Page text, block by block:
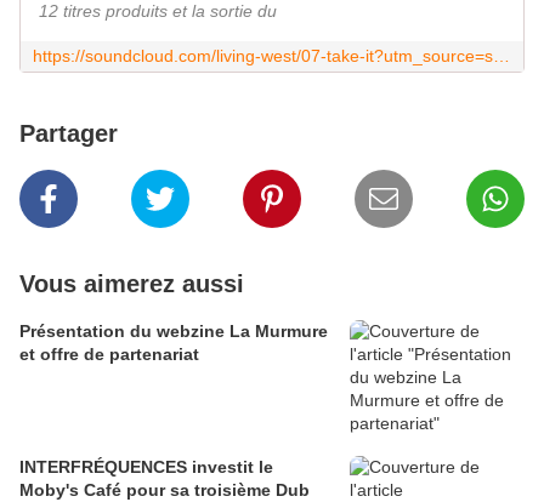
12 titres produits et la sortie du
Partager
Vous aimerez aussi
Présentation du webzine La Murmure
et offre de partenariat
INTERFRÉQUENCES investit le
Moby's Café pour sa troisième Dub